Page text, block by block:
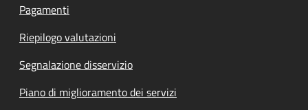
Pagamenti
Riepilogo valutazioni
Segnalazione disservizio
Piano di miglioramento dei servizi